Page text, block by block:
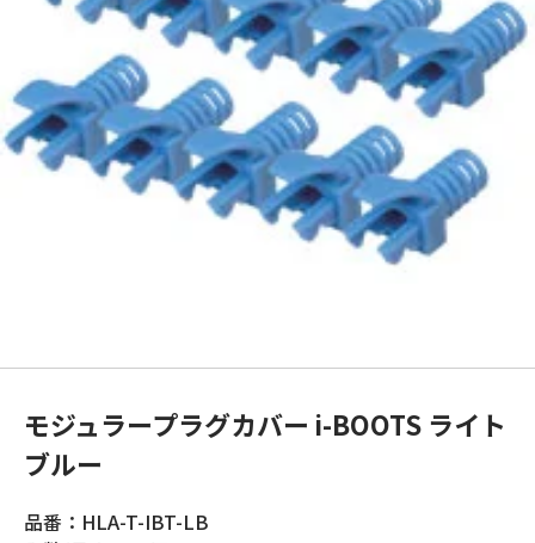
モジュラープラグカバー i-BOOTS ライト
ブルー
品番：HLA-T-IBT-LB